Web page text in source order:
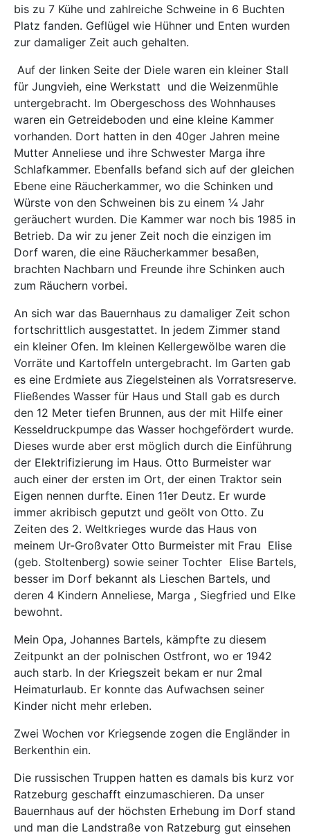
bis zu 7 Kühe und zahlreiche Schweine in 6 Buchten
Platz fanden. Geflügel wie Hühner und Enten wurden
zur damaliger Zeit auch gehalten.
Auf der linken Seite der Diele waren ein kleiner Stall
für Jungvieh, eine Werkstatt und die Weizenmühle
untergebracht. Im Obergeschoss des Wohnhauses
waren ein Getreideboden und eine kleine Kammer
vorhanden. Dort hatten in den 40ger Jahren meine
Mutter Anneliese und ihre Schwester Marga ihre
Schlafkammer. Ebenfalls befand sich auf der gleichen
Ebene eine Räucherkammer, wo die Schinken und
Würste von den Schweinen bis zu einem ¼ Jahr
geräuchert wurden. Die Kammer war noch bis 1985 in
Betrieb. Da wir zu jener Zeit noch die einzigen im
Dorf waren, die eine Räucherkammer besaßen,
brachten Nachbarn und Freunde ihre Schinken auch
zum Räuchern vorbei.
An sich war das Bauernhaus zu damaliger Zeit schon
fortschrittlich ausgestattet. In jedem Zimmer stand
ein kleiner Ofen. Im kleinen Kellergewölbe waren die
Vorräte und Kartoffeln untergebracht. Im Garten gab
es eine Erdmiete aus Ziegelsteinen als Vorratsreserve.
Fließendes Wasser für Haus und Stall gab es durch
den 12 Meter tiefen Brunnen, aus der mit Hilfe einer
Kesseldruckpumpe das Wasser hochgefördert wurde.
Dieses wurde aber erst möglich durch die Einführung
der Elektrifizierung im Haus. Otto Burmeister war
auch einer der ersten im Ort, der einen Traktor sein
Eigen nennen durfte. Einen 11er Deutz. Er wurde
immer akribisch geputzt und geölt von Otto. Zu
Zeiten des 2. Weltkrieges wurde das Haus von
meinem Ur-Großvater Otto Burmeister mit Frau Elise
(geb. Stoltenberg) sowie seiner Tochter Elise Bartels,
besser im Dorf bekannt als Lieschen Bartels, und
deren 4 Kindern Anneliese, Marga , Siegfried und Elke
bewohnt.
Mein Opa, Johannes Bartels, kämpfte zu diesem
Zeitpunkt an der polnischen Ostfront, wo er 1942
auch starb. In der Kriegszeit bekam er nur 2mal
Heimaturlaub. Er konnte das Aufwachsen seiner
Kinder nicht mehr erleben.
Zwei Wochen vor Kriegsende zogen die Engländer in
Berkenthin ein.
Die russischen Truppen hatten es damals bis kurz vor
Ratzeburg geschafft einzumaschieren. Da unser
Bauernhaus auf der höchsten Erhebung im Dorf stand
und man die Landstraße von Ratzeburg gut einsehen